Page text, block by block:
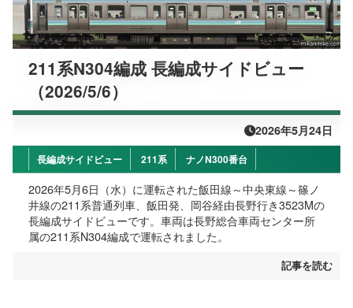
211系N304編成 長編成サイドビュー
（2026/5/6）
2026年5月24日
長編成サイドビュー 211系 ナノN300番台
2026年5月6日（水）に運転された飯田線～中央東線～篠ノ
井線の211系普通列車、飯田発、岡谷経由長野行き3523Mの
長編成サイドビューです。車両は長野総合車両センター所
属の211系N304編成で運転されました。
記事を読む